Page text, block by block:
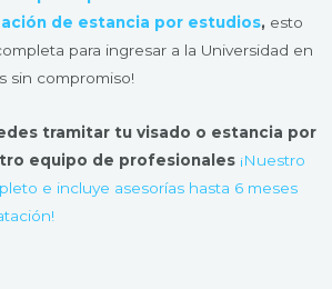
de estancia por estudios, esto
para ingresar a la Universidad en
sin compromiso!
tramitar tu visado o estancia por
equipo de profesionales ¡Nuestro
e incluye asesorías hasta 6 meses